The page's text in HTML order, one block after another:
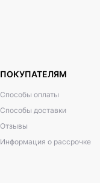
ПОКУПАТЕЛЯМ
Способы оплаты
Способы доставки
Отзывы
Информация о рассрочке